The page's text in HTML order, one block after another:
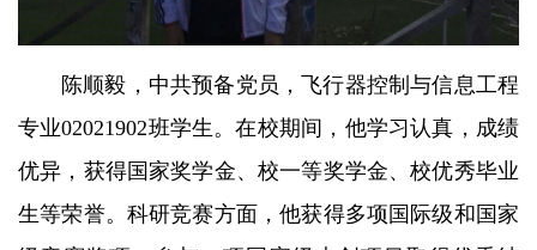
陈顺毅，中共预备党员，飞行器控制与信息工程
专业02021902班学生。在校期间，他学习认真，成绩
优异，获得国家奖学金、校一等奖学金、校优秀毕业
生等荣誉。科研竞赛方面，他获得多项国际级和国家